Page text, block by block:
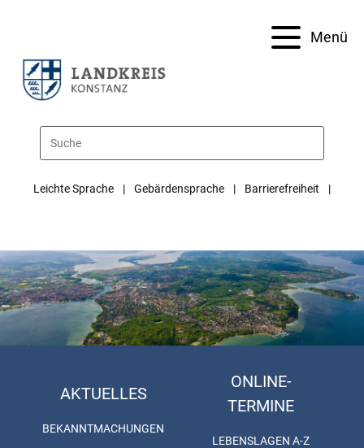
Menü
Leichte Sprache Gebärdensprache Barrierefreiheit
AKTUELLES
BEKANNTMACHUNGEN
ONLINE-
TERMINE
LEBENSLAGEN A-Z